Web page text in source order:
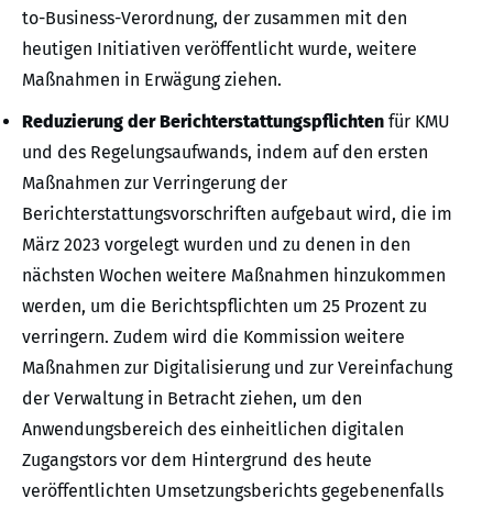
to-Business-Verordnung, der zusammen mit den
heutigen Initiativen veröffentlicht wurde, weitere
Maßnahmen in Erwägung ziehen.
Reduzierung der Berichterstattungspflichten für KMU
und des Regelungsaufwands, indem auf den ersten
Maßnahmen zur Verringerung der
Berichterstattungsvorschriften aufgebaut wird, die im
März 2023 vorgelegt wurden und zu denen in den
nächsten Wochen weitere Maßnahmen hinzukommen
werden, um die Berichtspflichten um 25 Prozent zu
verringern. Zudem wird die Kommission weitere
Maßnahmen zur Digitalisierung und zur Vereinfachung
der Verwaltung in Betracht ziehen, um den
Anwendungsbereich des einheitlichen digitalen
Zugangstors vor dem Hintergrund des heute
veröffentlichten Umsetzungsberichts gegebenenfalls